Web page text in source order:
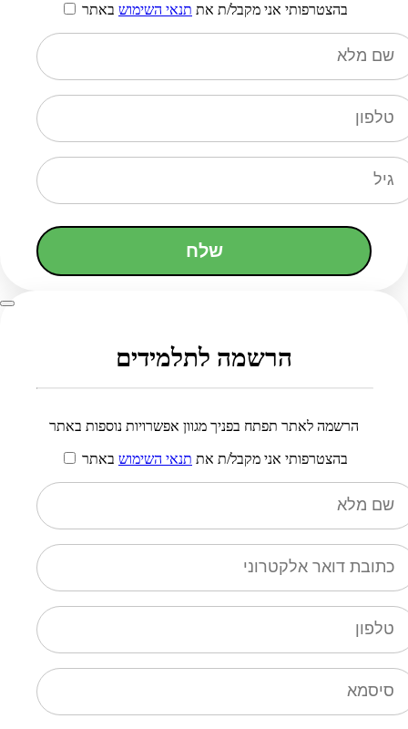
בהצטרפותי אני מקבל/ת את תנאי השימוש באתר
שלח
הרשמה לתלמידים
הרשמה לאתר תפתח בפניך מגוון אפשרויות נוספות באתר
בהצטרפותי אני מקבל/ת את תנאי השימוש באתר